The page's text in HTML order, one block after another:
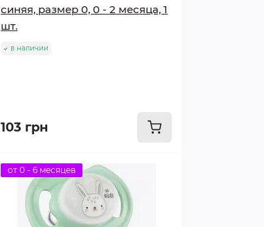
синяя, размер 0, 0 - 2 месяца, 1
шт.
в наличии
103 грн
от 0 - 6 месяцев